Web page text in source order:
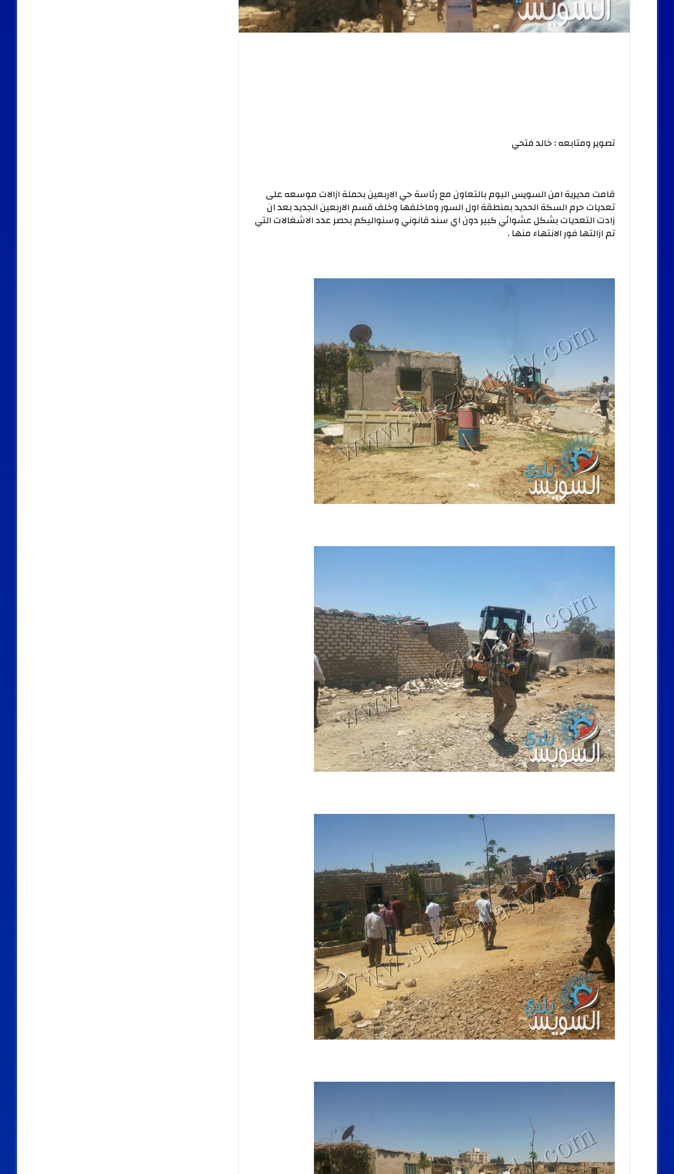
تصوير ومتابعه : خالد فتحي
قامت مديرية امن السويس اليوم بالتعاون مع رئاسة حي الاربعين بحملة ازالات موسعه على
تعديات حرم السكة الحديد بمنطقة اول السور وماخلفها وخلف قسم الاربعين الجديد بعد ان
زادت التعديات بشكل عشوائي كبير دون اي سند قانوني وسنواليكم بحصر عدد الاشغالات التي
تم ازالتها فور الانتهاء منها .